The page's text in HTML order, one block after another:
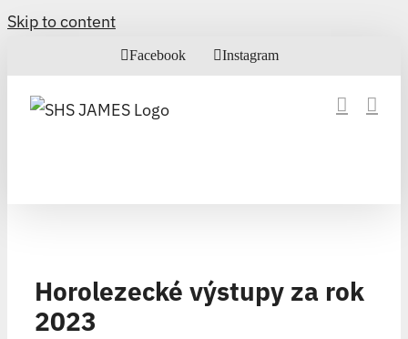
Skip to content
Facebook Instagram
Horolezecké výstupy za rok
2023